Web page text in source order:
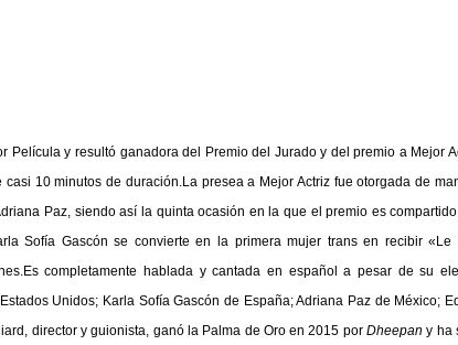
Película y resultó ganadora del Premio del Jurado y del premio a Mejor
10 minutos de duración.La presea a Mejor Actriz fue otorgada de
Paz, siendo así la quinta ocasión en la que el premio es
Sofía Gascón se convierte en la primera mujer trans en recibir «Le
completamente hablada y cantada en español a pesar de su
Unidos; Karla Sofía Gascón de España; Adriana Paz de México;
director y guionista, ganó la Palma de Oro en 2015 porDheepany ha